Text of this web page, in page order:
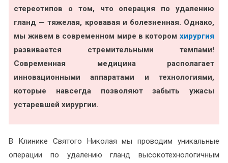
стереотипов о том, что операция по удалению
гланд — тяжелая, кровавая и болезненная. Однако,
мы живем в современном мире в котором хирургия
развивается стремительными темпами!
Современная медицина располагает
инновационными аппаратами и технологиями,
которые навсегда позволяют забыть ужасы
устаревшей хирургии.
В Клинике Святого Николая мы проводим уникальные
операции по удалению гланд высокотехнологичным